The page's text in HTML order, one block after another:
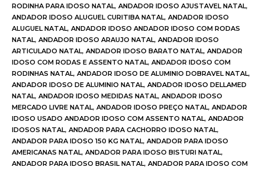
RODINHA PARA IDOSO NATAL, ANDADOR IDOSO AJUSTAVEL NATAL,
ANDADOR IDOSO ALUGUEL CURITIBA NATAL, ANDADOR IDOSO
ALUGUEL NATAL, ANDADOR IDOSO ANDADOR IDOSO COM RODAS
NATAL, ANDADOR IDOSO ARAUJO NATAL, ANDADOR IDOSO
ARTICULADO NATAL, ANDADOR IDOSO BARATO NATAL, ANDADOR
IDOSO COM RODAS E ASSENTO NATAL, ANDADOR IDOSO COM
RODINHAS NATAL, ANDADOR IDOSO DE ALUMINIO DOBRAVEL NATAL,
ANDADOR IDOSO DE ALUMINIO NATAL, ANDADOR IDOSO DELLAMED
NATAL, ANDADOR IDOSO MEDIDAS NATAL, ANDADOR IDOSO
MERCADO LIVRE NATAL, ANDADOR IDOSO PREÇO NATAL, ANDADOR
IDOSO USADO ANDADOR IDOSO COM ASSENTO NATAL, ANDADOR
IDOSOS NATAL, ANDADOR PARA CACHORRO IDOSO NATAL,
ANDADOR PARA IDOSO 150 KG NATAL, ANDADOR PARA IDOSO
AMERICANAS NATAL, ANDADOR PARA IDOSO BISTURI NATAL,
ANDADOR PARA IDOSO BRASIL NATAL, ANDADOR PARA IDOSO COM